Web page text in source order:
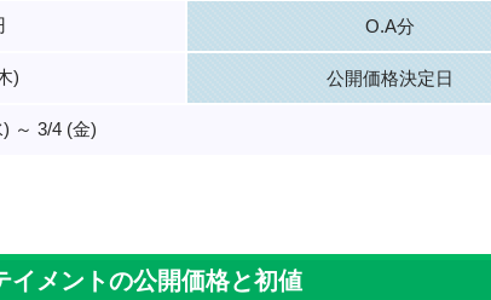
O.A分
) 公開価格決定日
～ 3/4 (金)
イメントの公開価格と初値